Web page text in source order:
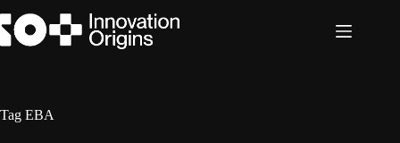
naar
de
Tag EBA